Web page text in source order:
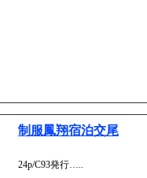
制服鳳翔宿泊交尾
24p/C93発行…..